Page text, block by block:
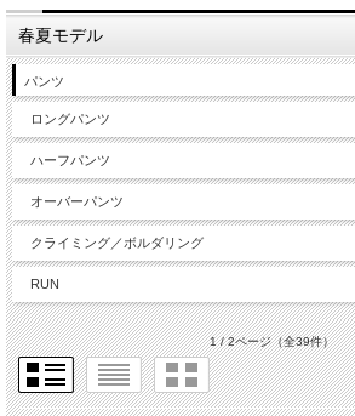
春夏モデル
パンツ
ロングパンツ
ハーフパンツ
オーバーパンツ
クライミング／ボルダリング
RUN
1 / 2ページ（全39件）